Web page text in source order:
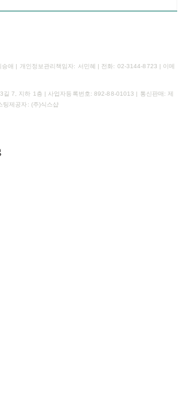
애 | 개인정보관리책임자: 서민혜 | 전화: 02-3144-8723 | 이메
길 7, 지하 1층 | 사업자등록번호: 892-88-01013 | 통신판매: 제
팅제공자: (주)식스샵